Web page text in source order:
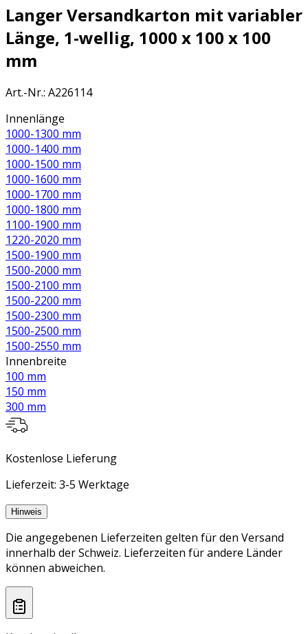
Langer Versandkarton mit variabler
Länge, 1-wellig, 1000 x 100 x 100
mm
Art.-Nr.: A226114
Innenlänge
1000-1300 mm
1000-1400 mm
1000-1500 mm
1000-1600 mm
1000-1700 mm
1000-1800 mm
1100-1900 mm
1220-2020 mm
1500-1900 mm
1500-2000 mm
1500-2100 mm
1500-2200 mm
1500-2300 mm
1500-2500 mm
1500-2550 mm
Innenbreite
100 mm
150 mm
300 mm
Kostenlose Lieferung
Lieferzeit: 3-5 Werktage
Hinweis
Die angegebenen Lieferzeiten gelten für den Versand
innerhalb der Schweiz. Lieferzeiten für andere Länder
können abweichen.